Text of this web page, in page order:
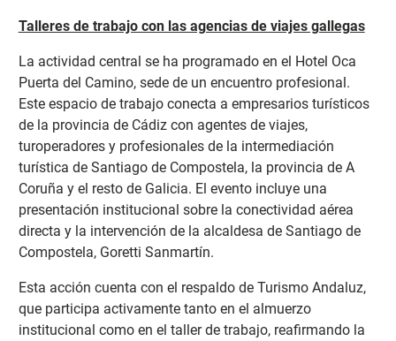
Talleres de trabajo con las agencias de viajes gallegas
La actividad central se ha programado en el Hotel Oca
Puerta del Camino, sede de un encuentro profesional.
Este espacio de trabajo conecta a empresarios turísticos
de la provincia de Cádiz con agentes de viajes,
turoperadores y profesionales de la intermediación
turística de Santiago de Compostela, la provincia de A
Coruña y el resto de Galicia. El evento incluye una
presentación institucional sobre la conectividad aérea
directa y la intervención de la alcaldesa de Santiago de
Compostela, Goretti Sanmartín.
Esta acción cuenta con el respaldo de Turismo Andaluz,
que participa activamente tanto en el almuerzo
institucional como en el taller de trabajo, reafirmando la